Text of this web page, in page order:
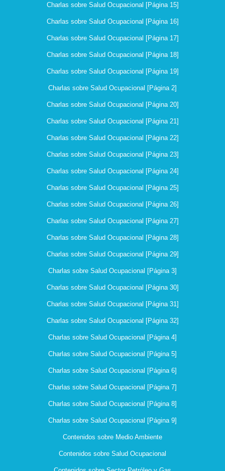
Charlas sobre Salud Ocupacional [Página 15]
Charlas sobre Salud Ocupacional [Página 16]
Charlas sobre Salud Ocupacional [Página 17]
Charlas sobre Salud Ocupacional [Página 18]
Charlas sobre Salud Ocupacional [Página 19]
Charlas sobre Salud Ocupacional [Página 2]
Charlas sobre Salud Ocupacional [Página 20]
Charlas sobre Salud Ocupacional [Página 21]
Charlas sobre Salud Ocupacional [Página 22]
Charlas sobre Salud Ocupacional [Página 23]
Charlas sobre Salud Ocupacional [Página 24]
Charlas sobre Salud Ocupacional [Página 25]
Charlas sobre Salud Ocupacional [Página 26]
Charlas sobre Salud Ocupacional [Página 27]
Charlas sobre Salud Ocupacional [Página 28]
Charlas sobre Salud Ocupacional [Página 29]
Charlas sobre Salud Ocupacional [Página 3]
Charlas sobre Salud Ocupacional [Página 30]
Charlas sobre Salud Ocupacional [Página 31]
Charlas sobre Salud Ocupacional [Página 32]
Charlas sobre Salud Ocupacional [Página 4]
Charlas sobre Salud Ocupacional [Página 5]
Charlas sobre Salud Ocupacional [Página 6]
Charlas sobre Salud Ocupacional [Página 7]
Charlas sobre Salud Ocupacional [Página 8]
Charlas sobre Salud Ocupacional [Página 9]
Contenidos sobre Medio Ambiente
Contenidos sobre Salud Ocupacional